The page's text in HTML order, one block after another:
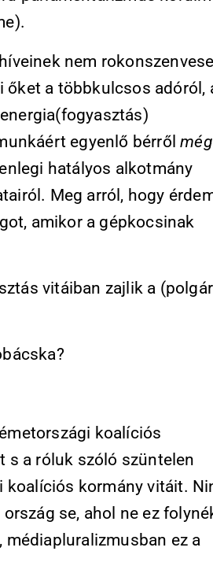
nem
őket a többkulcsos adóról,
egyenlő bérről
hatályos alkotmány
Meg arról, hogy
amikor a gépkocsinak
vitáiban zajlik a
koalíciós
s a róluk szóló szüntelen
koalíciós kormány vitáit.
se, ahol ne ez
ez a